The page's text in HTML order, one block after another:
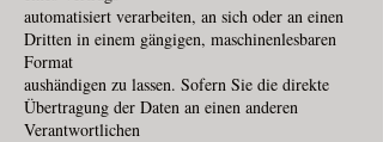
automatisiert verarbeiten, an sich oder an einen
Dritten in einem gängigen, maschinenlesbaren
Format
aushändigen zu lassen. Sofern Sie die direkte
Übertragung der Daten an einen anderen
Verantwortlichen